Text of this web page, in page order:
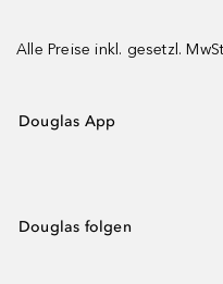
Alle Preise inkl. gesetzl.
Douglas App
Douglas folgen